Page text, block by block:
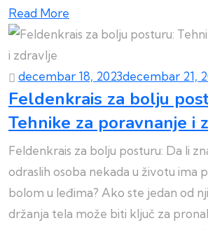
Read More
decembar 18, 2023decembar 21,
Feldenkrais za bolju
Tehnike za poravnanje i
Feldenkrais za bolju posturu: Da li
odraslih osoba nekada u životu ima
bolom u leđima? Ako ste jedan od
držanja tela može biti ključ za